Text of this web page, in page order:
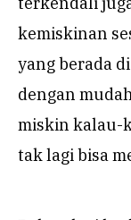
kemiskinan
yang berada
dengan
miskin kalau-
tak lagi bisa